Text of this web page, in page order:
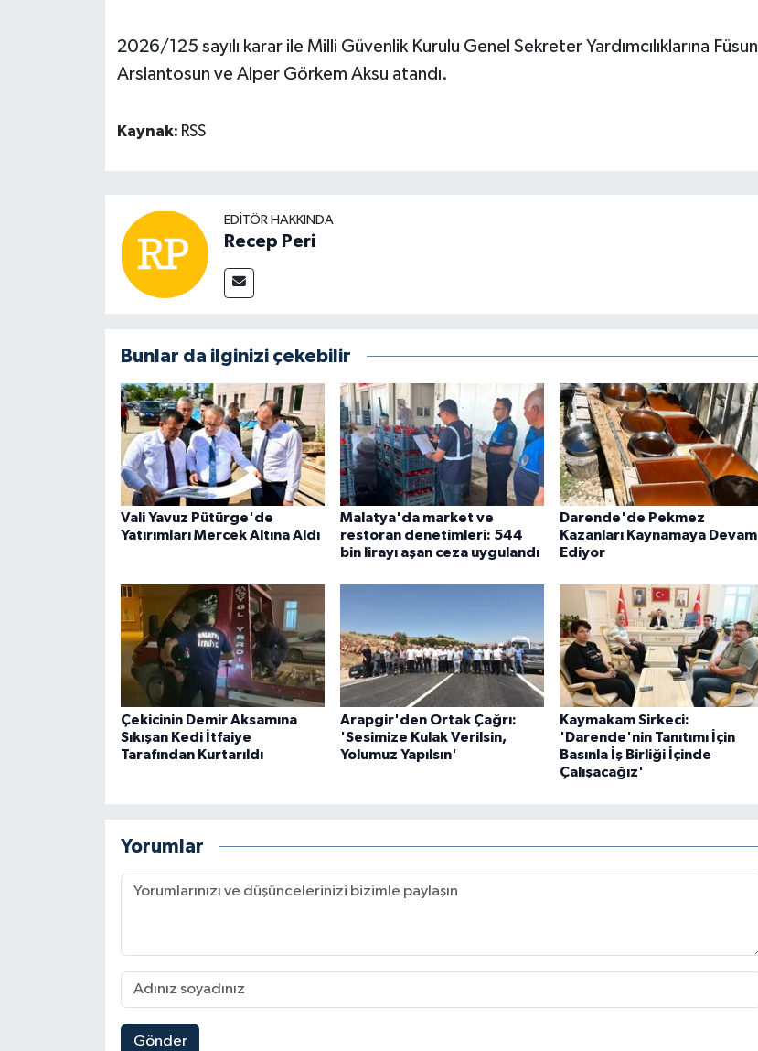
2026/125 sayılı karar ile Milli Güvenlik Kurulu Genel Sekreter Yardımcılıklarına Füsun
Arslantosun ve Alper Görkem Aksu atandı.
Kaynak: RSS
EDITÖR HAKKINDA
Recep Peri
Bunlar da ilginizi çekebilir
Vali Yavuz Pütürge'de
Yatırımları Mercek Altına Aldı
Malatya'da market ve
restoran denetimleri: 544
bin lirayı aşan ceza uygulandı
Darende'de Pekmez
Kazanları Kaynamaya Devam
Ediyor
Çekicinin Demir Aksamına
Sıkışan Kedi İtfaiye
Tarafından Kurtarıldı
Arapgir'den Ortak Çağrı:
'Sesimize Kulak Verilsin,
Yolumuz Yapılsın'
Kaymakam Sirkeci:
'Darende'nin Tanıtımı İçin
Basınla İş Birliği İçinde
Çalışacağız'
Yorumlar
Gönder